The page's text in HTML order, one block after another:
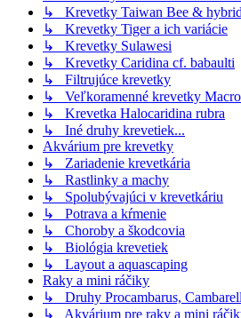
↳ Krevetky Taiwan Bee &
↳ Krevetky Tiger a ich variácie
↳ Krevetky Sulawesi
↳ Krevetky Caridina cf. babaulti
↳ Filtrujúce krevetky
↳ Veľkoramenné krevetky
↳ Krevetka Halocaridina rubra
↳ Iné druhy krevetiek...
Akvárium pre krevetky
↳ Zariadenie krevetkária
↳ Rastlinky a machy
↳ Spolubývajúci v krevetkáriu
↳ Potrava a kŕmenie
↳ Choroby a škodcovia
↳ Biológia krevetiek
↳ Layout a aquascaping
Raky a mini ráčiky
↳ Druhy Procambarus,
↳ Akvárium pre raky a mini